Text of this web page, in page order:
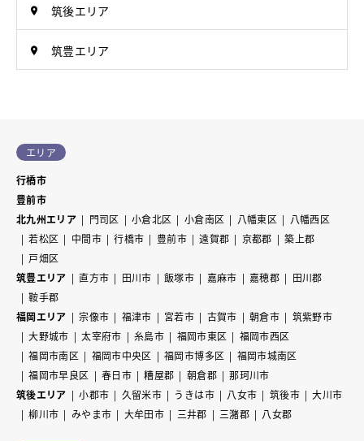
筑後エリア
筑豊エリア
エリア
行橋市
豊前市
北九州エリア
門司区 小倉北区 小倉南区 八幡東区
八幡西区
若松区
中間市 行橋市 豊前市 遠賀郡 京都郡
築上郡
戸畑区
筑豊エリア
直方市 田川市 飯塚市 嘉麻市 嘉穂郡
田川郡
鞍手郡
福岡エリア
宗像市 福津市 宮若市 古賀市 朝倉市
筑紫野市
大野城市
太宰府市 糸島市 福岡市東区
福岡市西区
福岡市南区
福岡市中央区 福岡市博多区
福岡市城南区
福岡市早良区
春日市 糟屋郡 朝倉郡
那珂川市
筑後エリア
小郡市 久留米市 うきは市 八女市 筑後市
大川市
柳川市
みやま市 大牟田市 三井郡 三潴郡 八女郡